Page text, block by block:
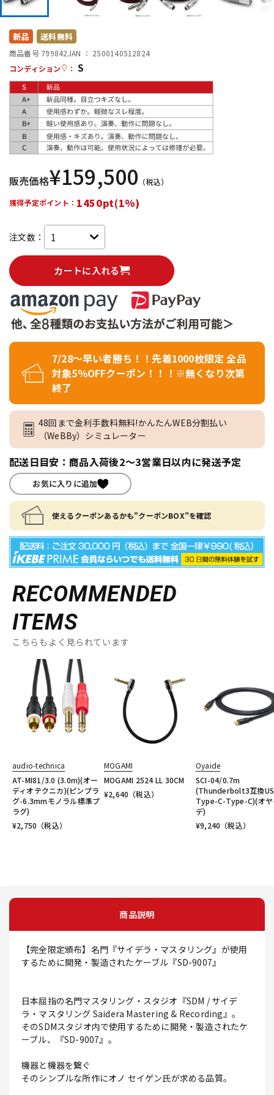
DTM オンライン納品 レコーディング機器
配信/ライブ機器
中古 ヴィンテージ
新品 送料無料
商品番号 799842JAN ： 2500140512824
コンディション
： S
販売価格¥159,500 （税込）
獲得予定ポイント： 1450pt(1%)
注文数：
カートに入れる
7/28～早い者勝ち！！先着1000枚限定 全品
対象5％OFFクーポン！！！※無くなり次第
終了
48回まで金利手数料無料!かんたんWEB分割払い
（WeBBy）シミュレーター
配送日目安：商品入荷後2～3営業日以内に発送予定
お気に入りに追加
使えるクーポンあるかも"クーポンBOX"を確認
RECOMMENDED
ITEMS
こちらもよく見られています
audio-technica
AT-MI81/3.0 (3.0m)(オー
ディオテクニカ)(ピンプラ
グ-6.3mmモノラル標準プ
ラグ)
¥2,750 （税込）
MOGAMI
MOGAMI 2524 LL 30CM
¥2,640 （税込）
Oyaide
SCI-04/0.7m
(Thunderbolt3互換
Type-C-Type-C)(オ
デ)
¥9,240 （税込）
商品説明
【完全限定頒布】名門『サイデラ・マスタリング』が使用
するために開発・製造されたケーブル『SD-9007』
日本屈指の名門マスタリング・スタジオ『SDM / サイデ
ラ・マスタリング Saidera Mastering & Recording』。
そのSDMスタジオ内で使用するために開発・製造されたケ
ーブル、『SD-9007』。
機器と機器を繋ぐ
そのシンプルな所作にオノ セイゲン氏が求める品質。